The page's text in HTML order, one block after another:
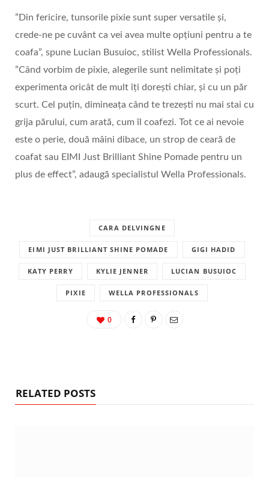
”Din fericire, tunsorile pixie sunt super versatile și,
crede-ne pe cuvânt ca vei avea multe opțiuni pentru a te
coafa”, spune Lucian Busuioc, stilist Wella Professionals.
”Când vorbim de pixie, alegerile sunt nelimitate și poți
experimenta oricât de mult îți dorești chiar, și cu un păr
scurt. Cel puțin, dimineața când te trezești nu mai stai cu
grija părului, cum arată, cum îl coafezi. Tot ce ai nevoie
este o perie, două mâini dibace, un strop de ceară de
coafat sau EIMI Just Brilliant Shine Pomade pentru un
plus de effect”, adaugă specialistul Wella Professionals.
CARA DELVINGNE
EIMI JUST BRILLIANT SHINE POMADE GIGI HADID
KATY PERRY KYLIE JENNER LUCIAN BUSUIOC
PIXIE WELLA PROFESSIONALS
0
RELATED POSTS